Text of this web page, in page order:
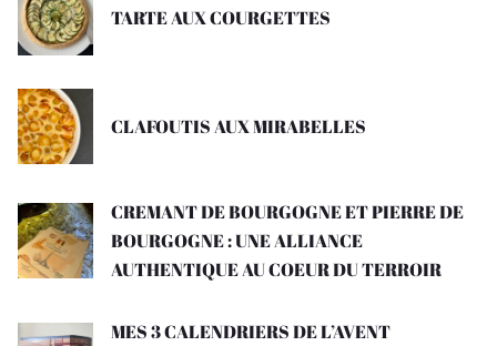
TARTE AUX COURGETTES
CLAFOUTIS AUX MIRABELLES
CREMANT DE BOURGOGNE ET PIERRE DE
BOURGOGNE : UNE ALLIANCE
AUTHENTIQUE AU COEUR DU TERROIR
MES 3 CALENDRIERS DE L’AVENT